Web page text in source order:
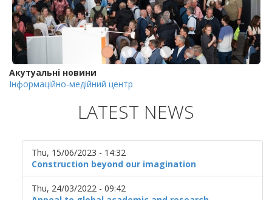
Акутуальні новини
Інформаційно-медійний центр
LATEST NEWS
Thu, 15/06/2023 - 14:32
Construction beyond our imagination
Thu, 24/03/2022 - 09:42